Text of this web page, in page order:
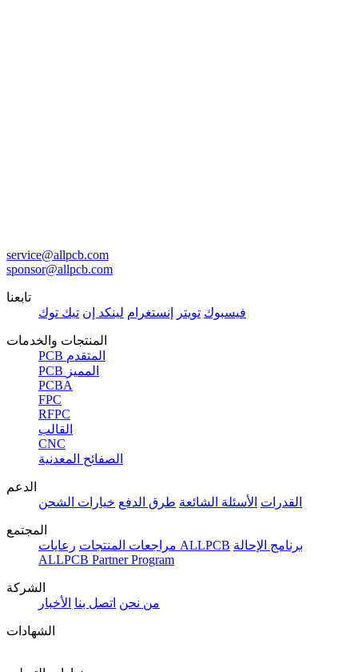
service@allpcb.com
sponsor@allpcb.com
تابعنا
فيسبوك تويتر إنستغرام لينكد إن تيك توك
المنتجات والخدمات
PCB المتقدم
PCB المميز
PCBA
FPC
RFPC
القالب
CNC
الصفائح المعدنية
الدعم
القدرات الأسئلة الشائعة طرق الدفع خيارات الشحن
المجتمع
مراجعات المنتجات رعايات ALLPCB برنامج الإحالة
ALLPCB Partner Program
الشركة
من نحن اتصل بنا الأخبار
الشهادات